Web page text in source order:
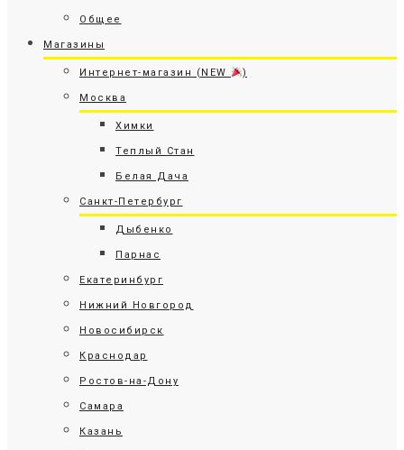
Общее
Магазины
Интернет-магазин (NEW )
Москва
Химки
Теплый Стан
Белая Дача
Санкт-Петербург
Дыбенко
Парнас
Екатеринбург
Нижний Новгород
Новосибирск
Краснодар
Ростов-на-Дону
Самара
Казань